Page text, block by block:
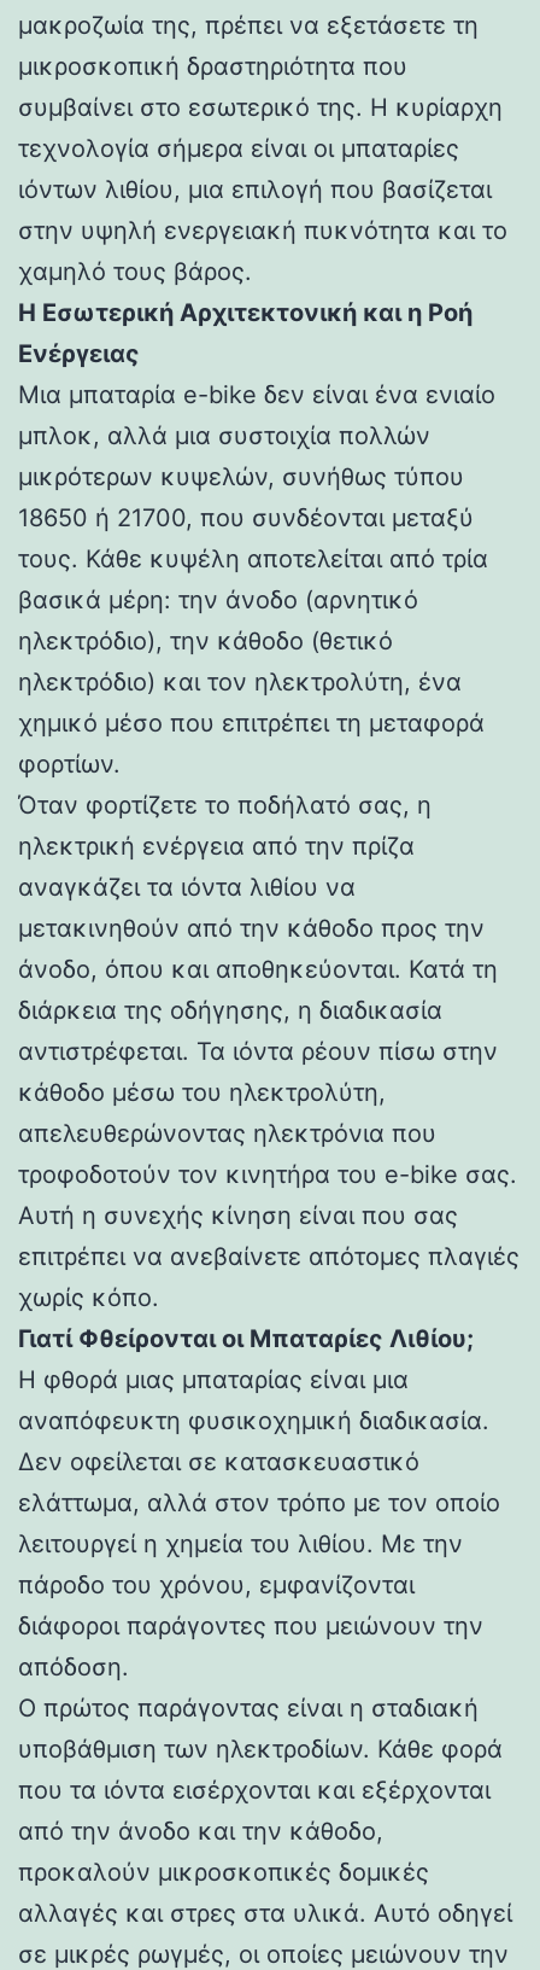
μακροζωία της, πρέπει να εξετάσετε τη
μικροσκοπική δραστηριότητα που
συμβαίνει στο εσωτερικό της. Η κυρίαρχη
τεχνολογία σήμερα είναι οι μπαταρίες
ιόντων λιθίου, μια επιλογή που βασίζεται
στην υψηλή ενεργειακή πυκνότητα και το
χαμηλό τους βάρος.
Η Εσωτερική Αρχιτεκτονική και η Ροή
Ενέργειας
Μια μπαταρία e-bike δεν είναι ένα ενιαίο
μπλοκ, αλλά μια συστοιχία πολλών
μικρότερων κυψελών, συνήθως τύπου
18650 ή 21700, που συνδέονται μεταξύ
τους. Κάθε κυψέλη αποτελείται από τρία
βασικά μέρη: την άνοδο (αρνητικό
ηλεκτρόδιο), την κάθοδο (θετικό
ηλεκτρόδιο) και τον ηλεκτρολύτη, ένα
χημικό μέσο που επιτρέπει τη μεταφορά
φορτίων.
Όταν φορτίζετε το ποδήλατό σας, η
ηλεκτρική ενέργεια από την πρίζα
αναγκάζει τα ιόντα λιθίου να
μετακινηθούν από την κάθοδο προς την
άνοδο, όπου και αποθηκεύονται. Κατά τη
διάρκεια της οδήγησης, η διαδικασία
αντιστρέφεται. Τα ιόντα ρέουν πίσω στην
κάθοδο μέσω του ηλεκτρολύτη,
απελευθερώνοντας ηλεκτρόνια που
τροφοδοτούν τον κινητήρα του e-bike σας.
Αυτή η συνεχής κίνηση είναι που σας
επιτρέπει να ανεβαίνετε απότομες πλαγιές
χωρίς κόπο.
Γιατί Φθείρονται οι Μπαταρίες Λιθίου;
Η φθορά μιας μπαταρίας είναι μια
αναπόφευκτη φυσικοχημική διαδικασία.
Δεν οφείλεται σε κατασκευαστικό
ελάττωμα, αλλά στον τρόπο με τον οποίο
λειτουργεί η χημεία του λιθίου. Με την
πάροδο του χρόνου, εμφανίζονται
διάφοροι παράγοντες που μειώνουν την
απόδοση.
Ο πρώτος παράγοντας είναι η σταδιακή
υποβάθμιση των ηλεκτροδίων. Κάθε φορά
που τα ιόντα εισέρχονται και εξέρχονται
από την άνοδο και την κάθοδο,
προκαλούν μικροσκοπικές δομικές
αλλαγές και στρες στα υλικά. Αυτό οδηγεί
σε μικρές ρωγμές, οι οποίες μειώνουν την